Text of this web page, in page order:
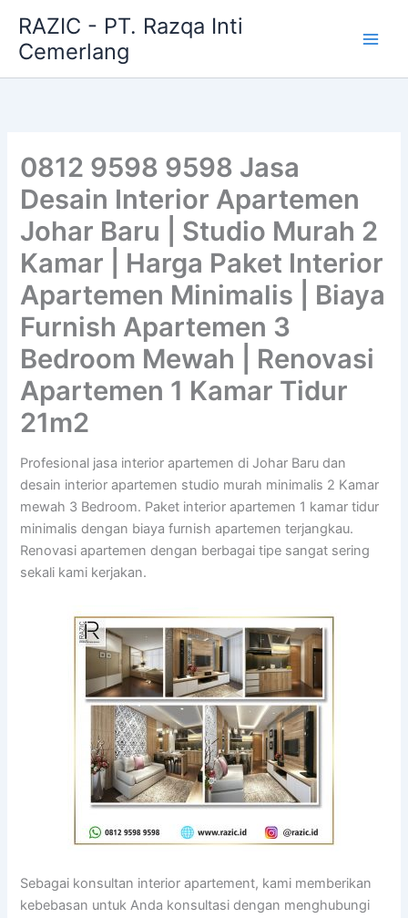
content
RAZIC - PT. Razqa Inti
Cemerlang
0812 9598 9598 Jasa
Desain Interior Apartemen
Johar Baru | Studio Murah 2
Kamar | Harga Paket Interior
Apartemen Minimalis | Biaya
Furnish Apartemen 3
Bedroom Mewah | Renovasi
Apartemen 1 Kamar Tidur
21m2
Profesional jasa interior apartemen di Johar Baru dan
desain interior apartemen studio murah minimalis 2 Kamar
mewah 3 Bedroom. Paket interior apartemen 1 kamar tidur
minimalis dengan biaya furnish apartemen terjangkau.
Renovasi apartemen dengan berbagai tipe sangat sering
sekali kami kerjakan.
Sebagai konsultan interior apartement, kami memberikan
kebebasan untuk Anda konsultasi dengan menghubungi